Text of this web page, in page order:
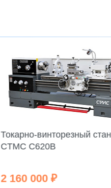
Токарно-винторезный
CTMC C620B
2 160 000 ₽